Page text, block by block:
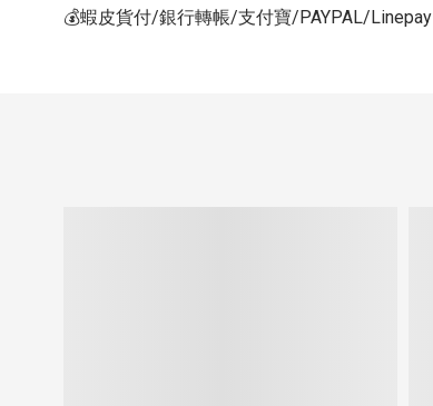
💰蝦皮貨付/銀行轉帳/支付寶/PAYPAL/Linepay